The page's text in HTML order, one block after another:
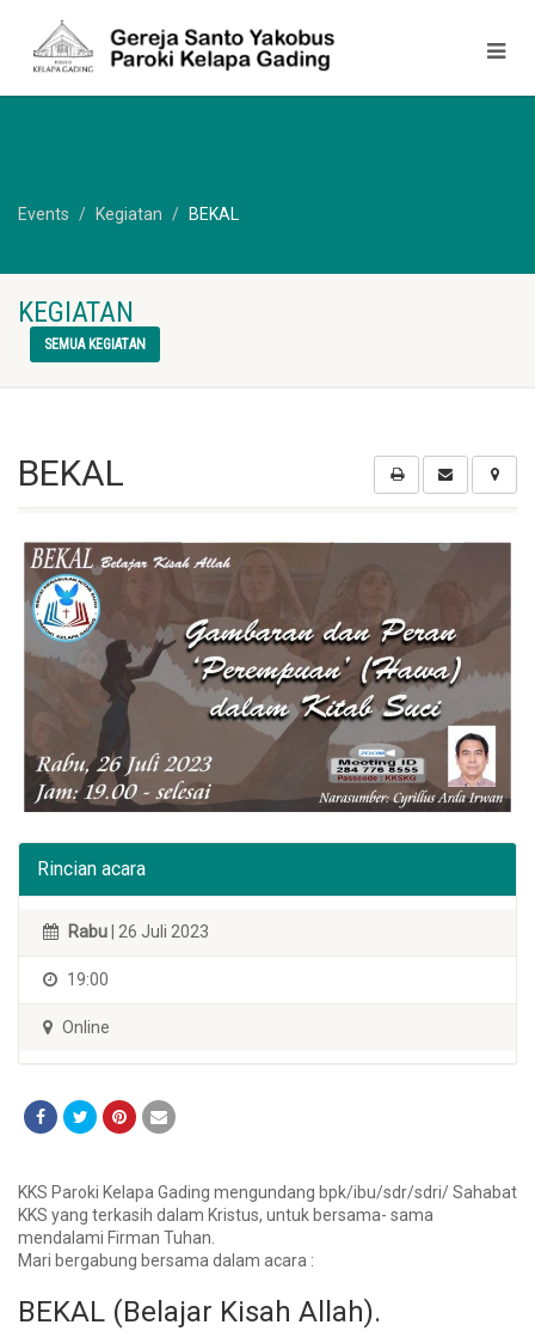
Events Kegiatan BEKAL
KEGIATAN
SEMUA KEGIATAN
BEKAL
Rincian acara
Rabu | 26 Juli 2023
19:00
Online
KKS Paroki Kelapa Gading mengundang bpk/ibu/sdr/sdri/ Sahabat
KKS yang terkasih dalam Kristus, untuk bersama- sama
mendalami Firman Tuhan.
Mari bergabung bersama dalam acara :
BEKAL (Belajar Kisah Allah).